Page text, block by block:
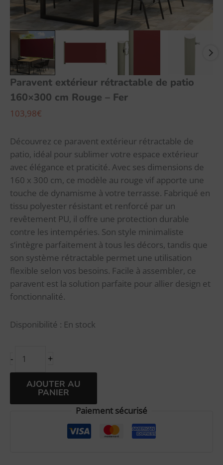
Paravent extérieur rétractable de patio
160×300 cm Rouge – Fer
103,98€
Découvrez ce paravent extérieur rétractable de
patio, idéal pour sublimer votre espace extérieur
avec élégance et praticité. Avec ses dimensions de
160 x 300 cm, ce modèle au rouge vif apporte une
touche de dynamisme à votre terrasse. Fabriqué en
tissu polyester résistant et renforcé par un
revêtement PU, il offre une protection durable
contre les intempéries. Son style minimaliste
s’intègre parfaitement à tous les décors, tandis que
son système rétractable permet une utilisation
flexible selon vos besoins. Facile à assembler, ce
paravent est la solution parfaite pour allier design et
fonctionnalité.
Disponibilité : En stock
- +
AJOUTER AU
PANIER
Paiement sécurisé